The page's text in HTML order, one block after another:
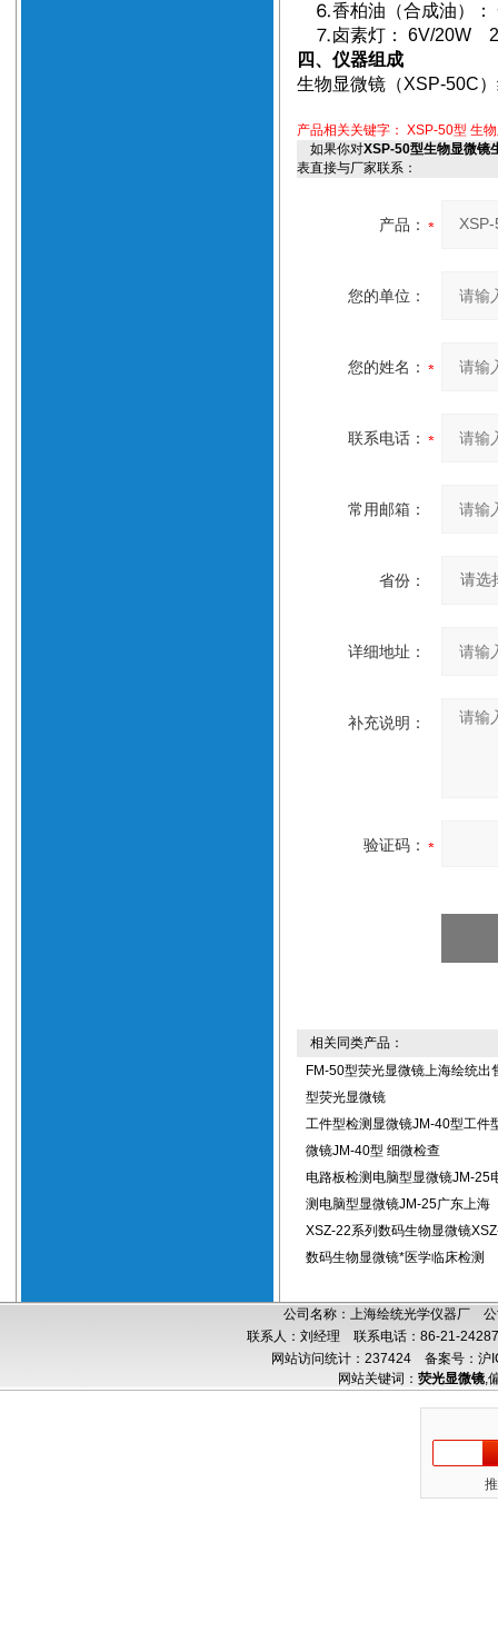
⒍香柏油（合成油）：
⒎卤素灯： 6V/20W
四、仪器组成
生物显微镜（XSP-50C
产品相关关键字： XSP-50型 生
如果你对XSP-50型生物显微镜
表直接与厂家联系：
产品：
您的单位：
您的姓名：
联系电话：
常用邮箱：
省份：
详细地址：
补充说明：
验证码：
相关同类产品：
FM-50型荧光显微镜上海绘统出
型荧光显微镜
工件型检测显微镜JM-40型工件
微镜JM-40型 细微检查
电路板检测电脑型显微镜JM-25
测电脑型显微镜JM-25广东上海
XSZ-22系列数码生物显微镜
数码生物显微镜*医学临床检测
公司名称：上海绘统光学仪器厂
联系人：刘经理 联系电话：86-21-
网站访问统计：237424 备案号：沪
网站关键词： 荧光显微镜,